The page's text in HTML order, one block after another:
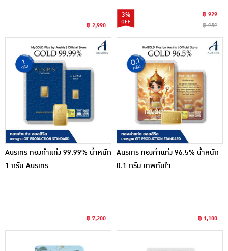
฿ 2,990
3%
฿ 929
฿ 959
Ausiris ทองคำแท่ง 99.99% น้ำหนัก
1 กรัม Ausiris
฿ 7,200
Ausiris ทองคำแท่ง 96.5% น้ำหนัก
0.1 กรัม เทพทันใจ
฿ 1,100